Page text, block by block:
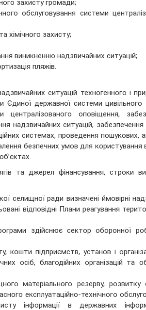
захисту громади;
обслуговування системи
хімічного захисту;
виникненню надзвичайних ситуацій;
пляжів.
ситуацій техногенного і
Єдиної державної системи цивільного
централізованого оповіщення,
надзвичайних ситуацій, забезпечення
системах, проведення пошукових,
безпечних умов для користування
та джерел фінансування, строки
селищної ради визначені ймовірні
відповідні Плани реагування
здійснює сектор оборонної
підприємств, установ і
осіб, благодійних організацій та
матеріального резерву, розвитку
експлуатаційно-технічного
інформації в державних